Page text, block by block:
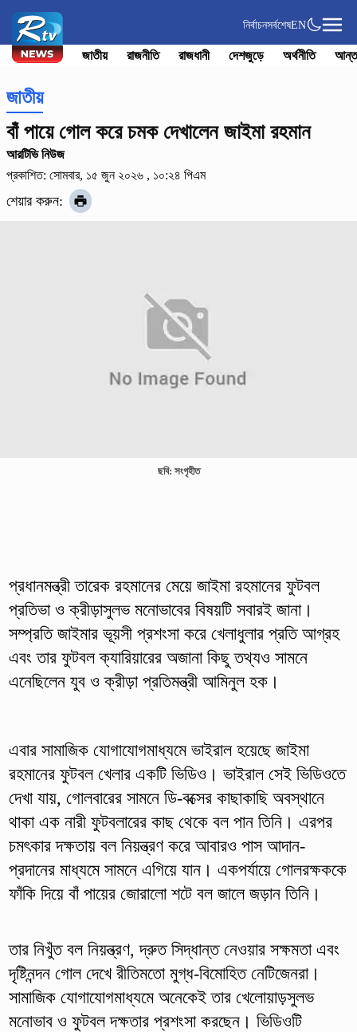
নির্বাচনসর্বশেষEN
জাতীয় রাজনীতি রাজধানী দেশজুড়ে অর্থনীতি
জাতীয়
বাঁ পায়ে গোল করে চমক দেখালেন জাইমা রহমান
আরটিভি নিউজ
প্রকাশিত: সোমবার, ১৫ জুন ২০২৬ , ১০:২৪ পিএম
শেয়ার করুন:
ছবি: সংগৃহীত
প্রধানমন্ত্রী তারেক রহমানের মেয়ে জাইমা রহমানের ফুটবল
প্রতিভা ও ক্রীড়াসুলভ মনোভাবের বিষয়টি সবারই জানা।
সম্প্রতি জাইমার ভূয়সী প্রশংসা করে খেলাধুলার প্রতি আগ্রহ
এবং তার ফুটবল ক্যারিয়ারের অজানা কিছু তথ্যও সামনে
এনেছিলেন যুব ও ক্রীড়া প্রতিমন্ত্রী আমিনুল হক।
এবার সামাজিক যোগাযোগমাধ্যমে ভাইরাল হয়েছে জাইমা
রহমানের ফুটবল খেলার একটি ভিডিও। ভাইরাল সেই ভিডিওতে
দেখা যায়, গোলবারের সামনে ডি-বক্সের কাছাকাছি অবস্থানে
থাকা এক নারী ফুটবলারের কাছ থেকে বল পান তিনি। এরপর
চমৎকার দক্ষতায় বল নিয়ন্ত্রণ করে আবারও পাস আদান-
প্রদানের মাধ্যমে সামনে এগিয়ে যান। একপর্যায়ে গোলরক্ষককে
ফাঁকি দিয়ে বাঁ পায়ের জোরালো শটে বল জালে জড়ান তিনি।
তার নিখুঁত বল নিয়ন্ত্রণ, দ্রুত সিদ্ধান্ত নেওয়ার সক্ষমতা এবং
দৃষ্টিনন্দন গোল দেখে রীতিমতো মুগ্ধ-বিমোহিত নেটিজেনরা।
সামাজিক যোগাযোগমাধ্যমে অনেকেই তার খেলোয়াড়সুলভ
মনোভাব ও ফুটবল দক্ষতার প্রশংসা করছেন। ভিডিওটি